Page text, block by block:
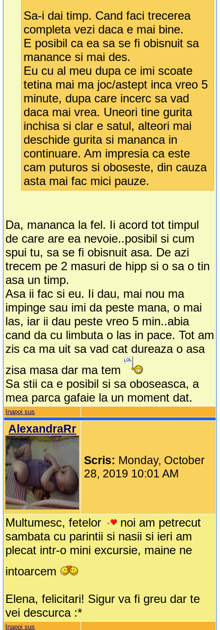
Sa-i dai timp. Cand faci trecerea
completa vezi daca e mai bine.
E posibil ca ea sa se fi obisnuit sa
manance si mai des.
Eu cu al meu dupa ce imi scoate
tetina mai ma joc/astept inca vreo 5
minute, dupa care incerc sa vad
daca mai vrea. Uneori tine gurita
inchisa si clar e satul, alteori mai
deschide gurita si mananca in
continuare. Am impresia ca este
cam puturos si oboseste, din cauza
asta mai fac mici pauze.
Da, mananca la fel. Ii acord tot timpul
de care are ea nevoie..posibil si cum
spui tu, sa se fi obisnuit asa. De azi
trecem pe 2 masuri de hipp si o sa o tin
asa un timp.
Asa ii fac si eu. Ii dau, mai nou ma
impinge sau imi da peste mana, o mai
las, iar ii dau peste vreo 5 min..abia
cand da cu limbuta o las in pace. Tot am
zis ca ma uit sa vad cat dureaza o asa
zisa masa dar ma tem
Sa stii ca e posibil si sa oboseasca, a
mea parca gafaie la un moment dat.
Inapoi sus
AlexandraRr
Scris: Monday, October
28, 2019 10:01 AM
Multumesc, fetelor
noi am petrecut
sambata cu parintii si nasii si ieri am
plecat intr-o mini excursie, maine ne
intoarcem
Elena, felicitari! Sigur va fi greu dar te
vei descurca :*
Inapoi sus